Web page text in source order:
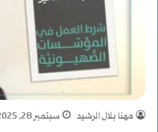
مهنا بلال الرشيد سبتمبر 28, 2025